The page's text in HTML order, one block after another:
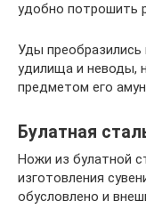
удобно потрошить
Уды
удилища и неводы,
предметом его
Булатная
Ножи из булатной
изготовления
обусловлено и